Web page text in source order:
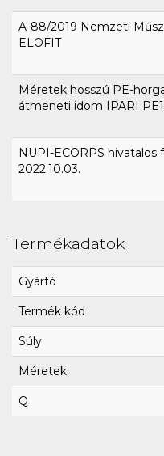
A-88/2019 Nemzeti
ELOFIT
Méretek hosszú PE-
átmeneti idom IPARI
NUPI-ECORPS
2022.10.03.
Termékadatok
Gyártó
Termék kód
Súly
Méretek
Q